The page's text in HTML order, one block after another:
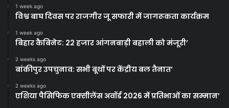
1 week ago
विश्व बाघ दिवस पर राजगीर जू सफारी में जागरूकता कार्यक्रम
1 week ago
बिहार कैबिनेट: 22 हजार आंगनबाड़ी बहाली को मंजूरी’
2 weeks ago
बांकीपुर उपचुनाव: सभी बूथों पर केंद्रीय बल तैनात’
2 weeks ago
एशिया पैसिफिक एक्सीलेंस अवॉर्ड 2026 में प्रतिभाओं का सम्मान’